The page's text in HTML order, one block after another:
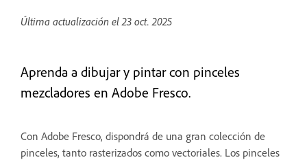
Última actualización el23 oct. 2025
Aprenda a dibujar y pintar con pinceles
mezcladores en Adobe Fresco.
Con Adobe Fresco, dispondrá de una gran colección de
pinceles, tanto rasterizados como vectoriales. Los pinceles